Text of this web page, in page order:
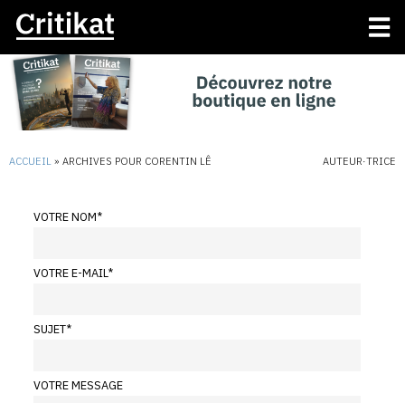
ACCUEIL » ARCHIVES POUR CORENTIN LÊ AUTEUR·TRICE
VOTRE NOM*
VOTRE E-MAIL*
SUJET*
VOTRE MESSAGE